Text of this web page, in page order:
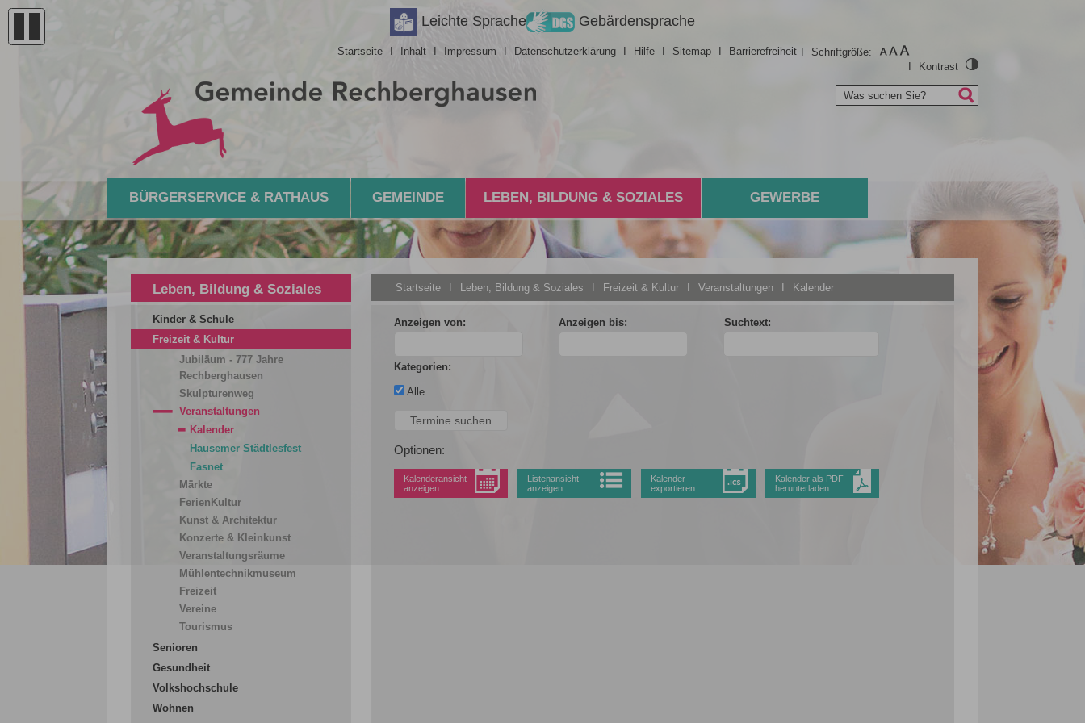
Barrierefreiheit
Leichte Sprache Gebärdensprache
Startseite Inhalt Impressum Datenschutzerklärung Hilfe Sitemap Barrierefreiheit
Schriftgröße:
Kontrast
Was suchen Sie?
BÜRGERSERVICE & RATHAUS GEMEINDE LEBEN, BILDUNG & SOZIALES GEWERBE
Leben, Bildung & Soziales Startseite Leben, Bildung & Soziales Freizeit & Kultur Veranstaltungen Kalender
Kinder & Schule
Freizeit & Kultur
Jubiläum - 777 Jahre
Rechberghausen
Skulpturenweg
Veranstaltungen
Kalender
Hausemer Städtlesfest
Fasnet
Märkte
FerienKultur
Kunst & Architektur
Konzerte & Kleinkunst
Veranstaltungsräume
Mühlentechnikmuseum
Freizeit
Vereine
Tourismus
Senioren
Gesundheit
Volkshochschule
Wohnen
Anzeigen von: Anzeigen bis: Suchtext:
Kategorien:
Alle
Optionen:
Kalenderansicht
anzeigen
Listenansicht
anzeigen
Kalender
exportieren
Kalender als PDF
herunterladen